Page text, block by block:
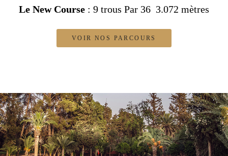
Le New Course : 9 trous Par 36 3.072 mètres
VOIR NOS PARCOURS